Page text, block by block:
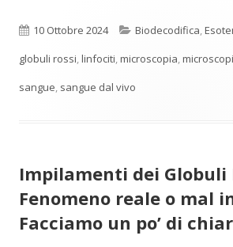
Pubblicato
10 Ottobre 2024 Categorie
Biodecodifica,
globuli rossi,linfociti,microscopia,
sangue, sangue dal vivo
Impilamenti dei Globuli
Fenomeno reale o mal
Facciamo un po’ di